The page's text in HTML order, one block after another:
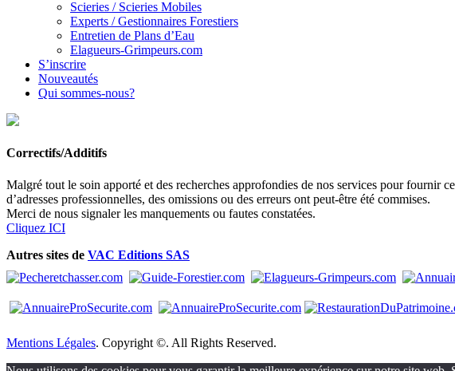
Scieries / Scieries Mobiles
Experts / Gestionnaires Forestiers
Entretien de Plans d’Eau
Elagueurs-Grimpeurs.com
S’inscrire
Nouveautés
Qui sommes-nous?
Correctifs/Additifs
Malgré tout le soin apporté et des recherches approfondies de nos services pour fournir
d’adresses professionnelles, des omissions ou des erreurs ont peut-être été commises.
Merci de nous signaler les manquements ou fautes constatées.
Cliquez ICI
Autres sites de VAC Editions SAS
Mentions Légales. Copyright ©. All Rights Reserved.